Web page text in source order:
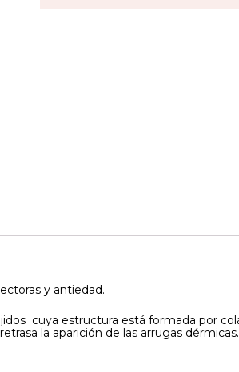
y antiedad.
cuya estructura está formada por
la aparición de las arrugas dérmicas.